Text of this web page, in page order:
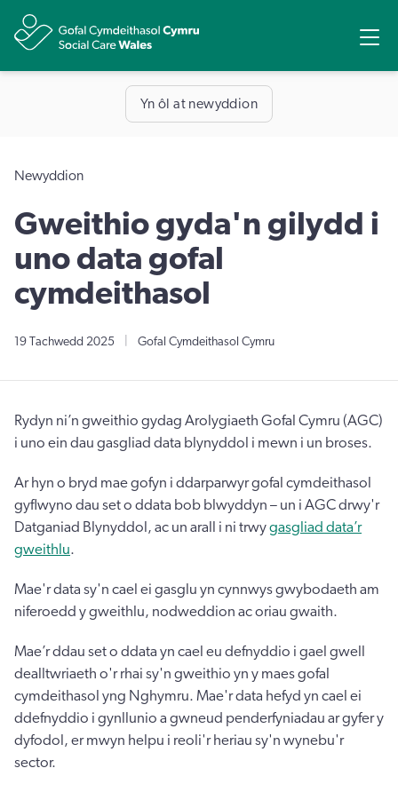
Yn ôl at newyddion
Newyddion
Gweithio gyda'n gilydd i
uno data gofal
cymdeithasol
19 Tachwedd 2025 Gofal Cymdeithasol Cymru
Rydyn ni’n gweithio gydag Arolygiaeth Gofal Cymru (AGC)
i uno ein dau gasgliad data blynyddol i mewn i un broses.
Ar hyn o bryd mae gofyn i ddarparwyr gofal cymdeithasol
gyflwyno dau set o ddata bob blwyddyn – un i AGC drwy'r
Datganiad Blynyddol, ac un arall i ni trwygasgliad data’r
gweithlu.
Mae'r data sy'n cael ei gasglu yn cynnwys gwybodaeth am
niferoedd y gweithlu, nodweddion ac oriau gwaith.
Mae’r ddau set o ddata yn cael eu defnyddio i gael gwell
dealltwriaeth o'r rhai sy'n gweithio yn y maes gofal
cymdeithasol yng Nghymru. Mae'r data hefyd yn cael ei
ddefnyddio i gynllunio a gwneud penderfyniadau ar gyfer y
dyfodol, er mwyn helpu i reoli'r heriau sy'n wynebu'r
sector.